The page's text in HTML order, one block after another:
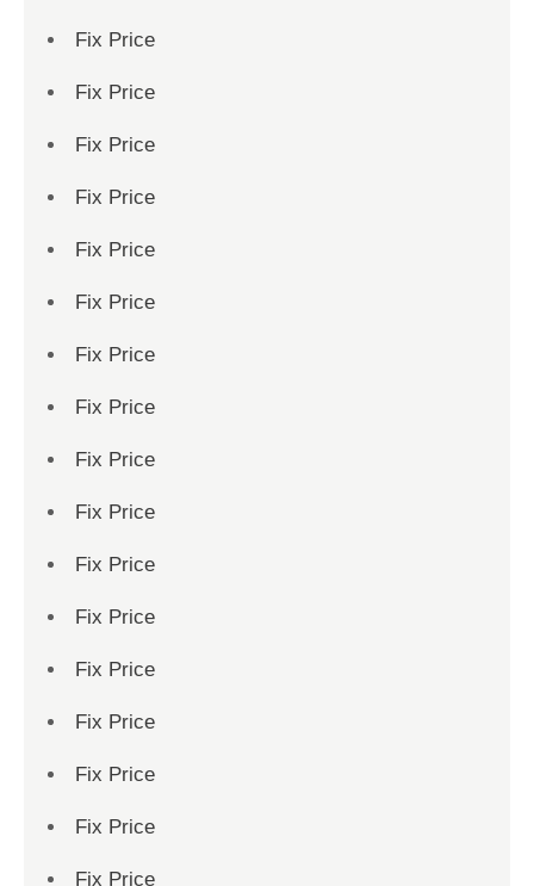
Fix Price
Fix Price
Fix Price
Fix Price
Fix Price
Fix Price
Fix Price
Fix Price
Fix Price
Fix Price
Fix Price
Fix Price
Fix Price
Fix Price
Fix Price
Fix Price
Fix Price